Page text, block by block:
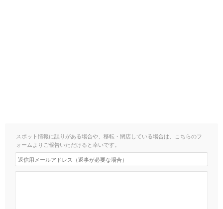
スポット情報に誤りがある場合や、移転・閉店している場合は、こちらのフ
ォームよりご報告いただけると幸いです。